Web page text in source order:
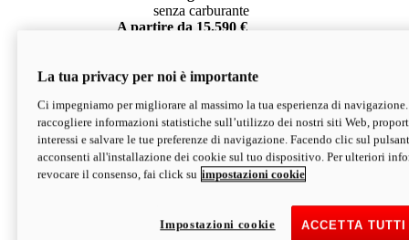
senza carburante
A partire da 15.590 €
V2 SP
Hypermotard V2 SP
120,4 CVPotenza
94 NmCoppia
177 kgPeso in ordine di marcia
senza carburante
Depotenziata 35 kW: 18.890 € i
configura scopri di più
La tua privacy per noi è importante
Ci impegniamo per migliorare al massimo la tua esperienza di
raccogliere informazioni statistiche sull’utilizzo dei nostri siti Web,
interessi e salvare le tue preferenze di navigazione. Facendo clic sul
acconsenti all'installazione dei cookie sul tuo dispositivo. Per ulteriori
revocare il consenso, fai click su impostazioni cookie
ACCETTA
Impostazioni cookie